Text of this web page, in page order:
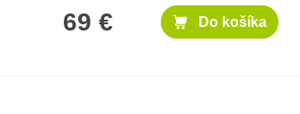
69 € Do košíka